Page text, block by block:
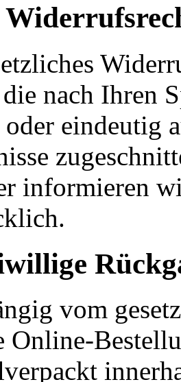
nach Ihren
oder eindeutig
informieren
vom
Online-